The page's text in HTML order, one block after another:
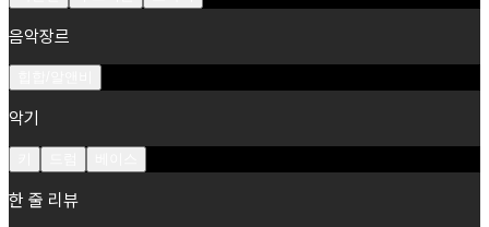
음악장르
악기
한 줄 리뷰